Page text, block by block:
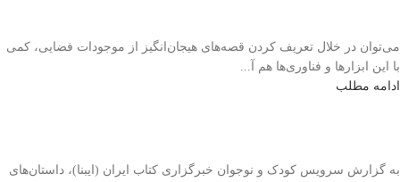
می‌توان در خلال تعریف کردن قصه‌های هیجان‌انگیز از موجودات فضایی، کمی
با این ابزارها و فناوری‌ها هم آ...
ادامه مطلب
به گزارش سرویس کودک و نوجوان خبرگزاری کتاب ایران (ایبنا)، داستان‌های